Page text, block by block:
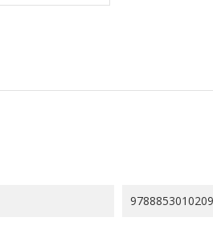
9788853010209